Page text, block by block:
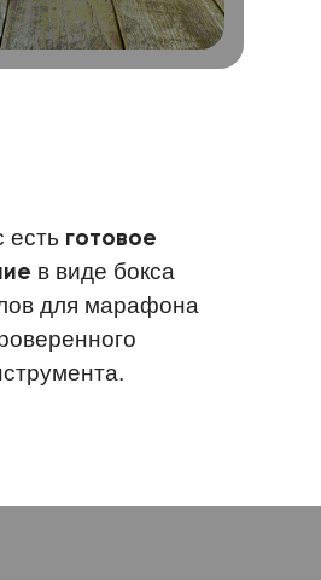
есть готовое
в виде бокса
для марафона